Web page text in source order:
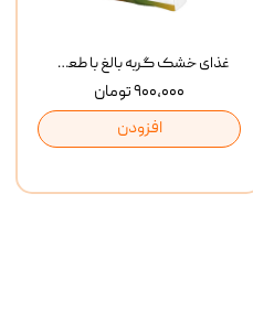
غذای خشک گربه بالغ با طعم مرغ و برنج رفلکس Reflex Multi Color Chicken And Rice وزن 1 کیلوگرم
۹۰۰,۰۰۰ تومان
افزودن